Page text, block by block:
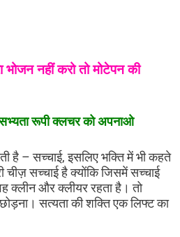
नहीं करो तो मोटेपन की
रूपी क्लचर को अपनाओ
है – सच्चाई, इसलिए भक्ति में भी कहते
सच्चाई है क्योंकि जिसमें सच्चाई
क्लीन और क्लीयर रहता है। तो
सत्यता की शक्ति एक लिफ्ट का